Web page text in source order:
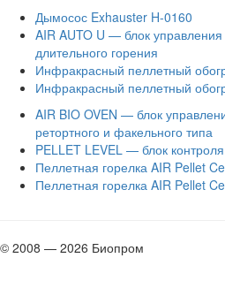
Дымосос Exhauster H-0160
AIR AUTO U — блок
длительного горения
Инфракрасный пеллетный
Инфракрасный пеллетный
AIR BIO OVEN — блок
ретортного и факельного типа
PELLET LEVEL — блок
Пеллетная горелка AIR Pellet
Пеллетная горелка AIR Pellet
© 2008 — 2026 Биопром